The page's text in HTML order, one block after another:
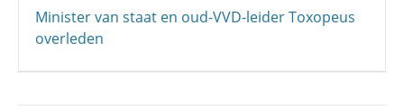
Minister van staat en oud-VVD-leider Toxopeus
overleden